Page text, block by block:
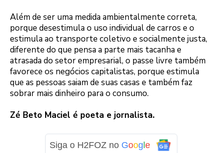
Além de ser uma medida ambientalmente correta,
porque desestimula o uso individual de carros e o
estimula ao transporte coletivo e socialmente justa,
diferente do que pensa a parte mais tacanha e
atrasada do setor empresarial, o passe livre também
favorece os negócios capitalistas, porque estimula
que as pessoas saiam de suas casas e também faz
sobrar mais dinheiro para o consumo.
Zé Beto Maciel é poeta e jornalista.
Siga o H2FOZ no Google